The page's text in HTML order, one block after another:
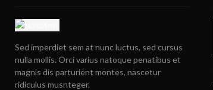
Sed imperdiet sem at nunc luctus, sed cursus
nulla mollis. Orci varius natoque penatibus et
magnis dis parturient montes, nascetur
ridiculus musnteger.